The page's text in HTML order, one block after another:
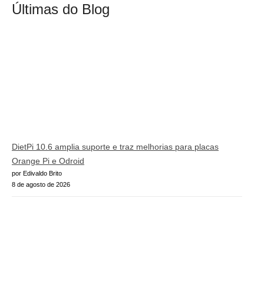
Últimas do Blog
DietPi 10.6 amplia suporte e traz melhorias para placas
Orange Pi e Odroid
por Edivaldo Brito
8 de agosto de 2026